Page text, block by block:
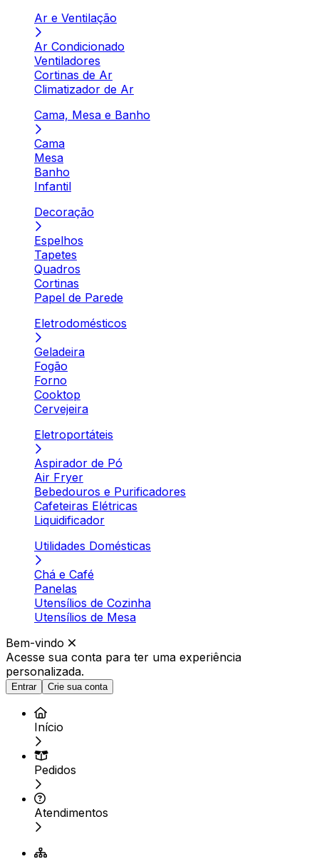
Ar e Ventilação
Ar Condicionado
Ventiladores
Cortinas de Ar
Climatizador de Ar
Cama, Mesa e Banho
Cama
Mesa
Banho
Infantil
Decoração
Espelhos
Tapetes
Quadros
Cortinas
Papel de Parede
Eletrodomésticos
Geladeira
Fogão
Forno
Cooktop
Cervejeira
Eletroportáteis
Aspirador de Pó
Air Fryer
Bebedouros e Purificadores
Cafeteiras Elétricas
Liquidificador
Utilidades Domésticas
Chá e Café
Panelas
Utensílios de Cozinha
Utensílios de Mesa
Bem-vindo
Acesse sua conta para ter uma experiência
personalizada.
Entrar Crie sua conta
Início
Pedidos
Atendimentos